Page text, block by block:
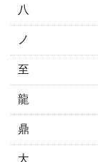
八
ノ
至
龍
鼎
大